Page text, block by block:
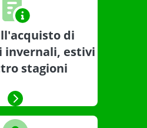
di
invernali, estivi
stagioni